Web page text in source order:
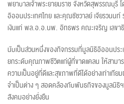
พยาบาลเจ้าพระยายมราช จังหวัดสุพรรณบุรี
อิออนประเทศไทย และคุณชัชวาลย์ เจียรวนน
เงินแก่ พล.อ.อ.นพ. อิทธพร คณะเจริญ เลขา
นับเป็นส่วนหนึ่งของกิจกรรมที่มูลนิธิอิออนประ
ยกระดับคุณภาพชีวิตแก่ผู้ที่ขาดแคลน ให้สามา
ความเป็นอยู่ที่ดีและสุขภาพที่ดีได้อย่างเท่าเทีย
จำเป็นต่าง ๆ สอดคล้องกับพันธกิจของมูลนิธิ
สังคมอย่างยั่งยืน